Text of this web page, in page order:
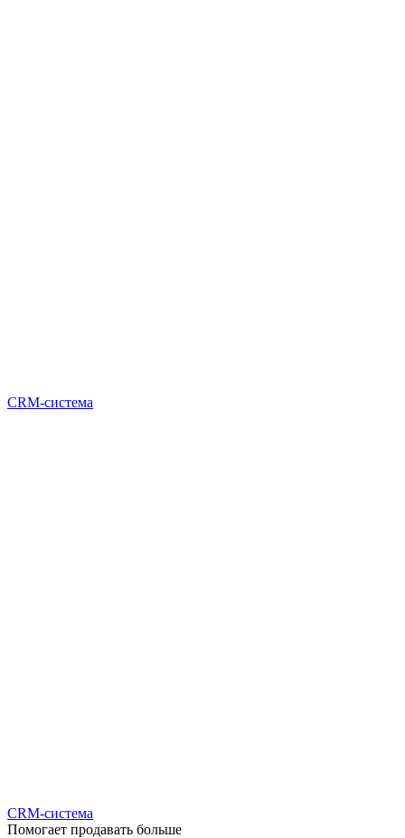
CRM-система
CRM-система
Помогает продавать больше